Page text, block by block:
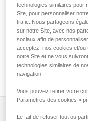
l’accrochage
mousquetonnage et
la sangle EXPRESS
excellent rapport
les voies en falaise
disponible en trois
s'adapter à tous les
corde.
technologies similaires pour
Site, pour personnaliser
trafic. Nous partageons
sur notre Site, avec nos
sociaux afin de
acceptez, nos cookies et/ou
notre Site et ne vous
technologies similaires de
navigation.
Vous pouvez retirer votre
Paramètres des cookies »
Le fait de refuser tout ou